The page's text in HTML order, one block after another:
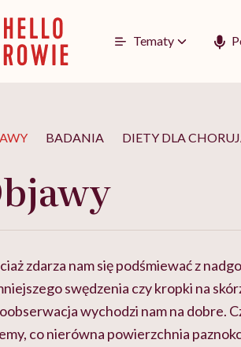
Tematy
BADANIA DIETY DLA
zdarza nam się podśmiewać z
swędzenia czy kropki na
wychodzi nam na dobre.
co nierówna powierzchnia